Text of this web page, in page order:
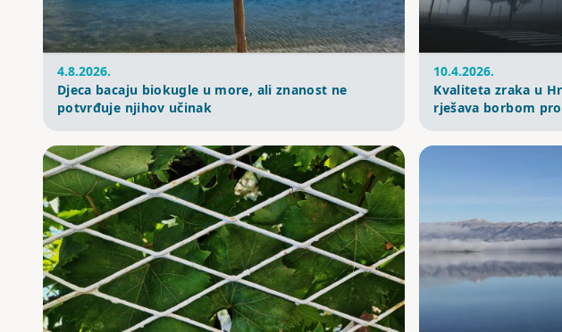
4.8.2026.
Djeca bacaju biokugle u more, ali znanost ne
potvrđuje njihov učinak
10.4.2026.
Kvaliteta zraka u
rješava borbom